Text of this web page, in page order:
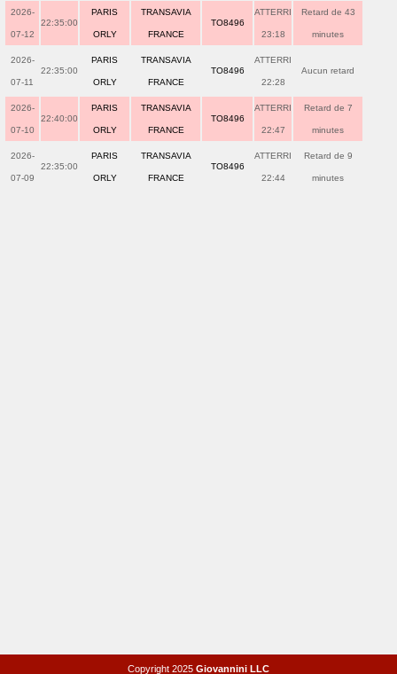
2026-
07-12
22:35:00
PARIS
ORLY
TRANSAVIA
FRANCE
TO8496
ATTERRI
23:18
Retard de 43
minutes
2026-
07-11
22:35:00
PARIS
ORLY
TRANSAVIA
FRANCE
TO8496
ATTERRI
22:28
Aucun retard
2026-
07-10
22:40:00
PARIS
ORLY
TRANSAVIA
FRANCE
TO8496
ATTERRI
22:47
Retard de 7
minutes
2026-
07-09
22:35:00
PARIS
ORLY
TRANSAVIA
FRANCE
TO8496
ATTERRI
22:44
Retard de 9
minutes
Copyright 2025 Giovannini LLC